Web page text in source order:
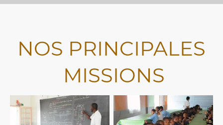
NOS PRINCIPALES
MISSIONS